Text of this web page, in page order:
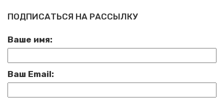
ПОДПИСАТЬСЯ НА РАССЫЛКУ
Ваше имя:
Ваш Email: